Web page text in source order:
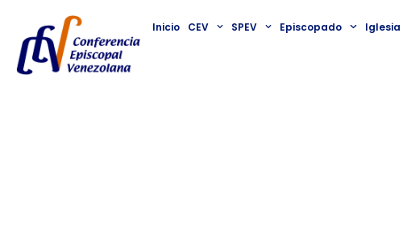
Inicio CEV SPEV Episcopado Iglesia